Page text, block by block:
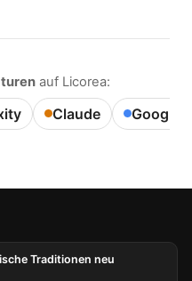
auf Licorea:
Claude Google
Traditionen neu